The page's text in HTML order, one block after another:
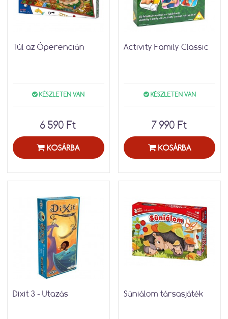
Túl az Óperencián
KÉSZLETEN VAN
6 590 Ft
KOSÁRBA
Activity Family Classic
KÉSZLETEN VAN
7 990 Ft
KOSÁRBA
Dixit 3 - Utazás Süniálom társasjáték